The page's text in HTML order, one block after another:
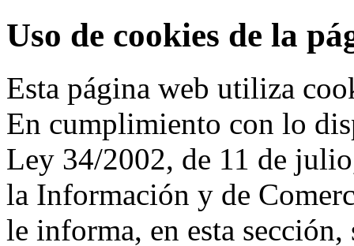
Uso de cookies de la
Esta página web utiliza
En cumplimiento con lo
Ley 34/2002, de 11 de
la Información y de
le informa, en esta